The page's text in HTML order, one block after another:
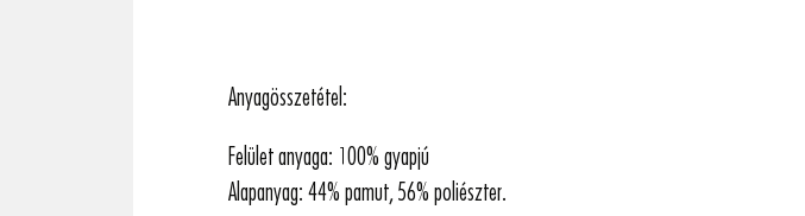
Anyagösszetétel:
Felület anyaga: 100% gyapjú
Alapanyag: 44% pamut, 56% poliészter.